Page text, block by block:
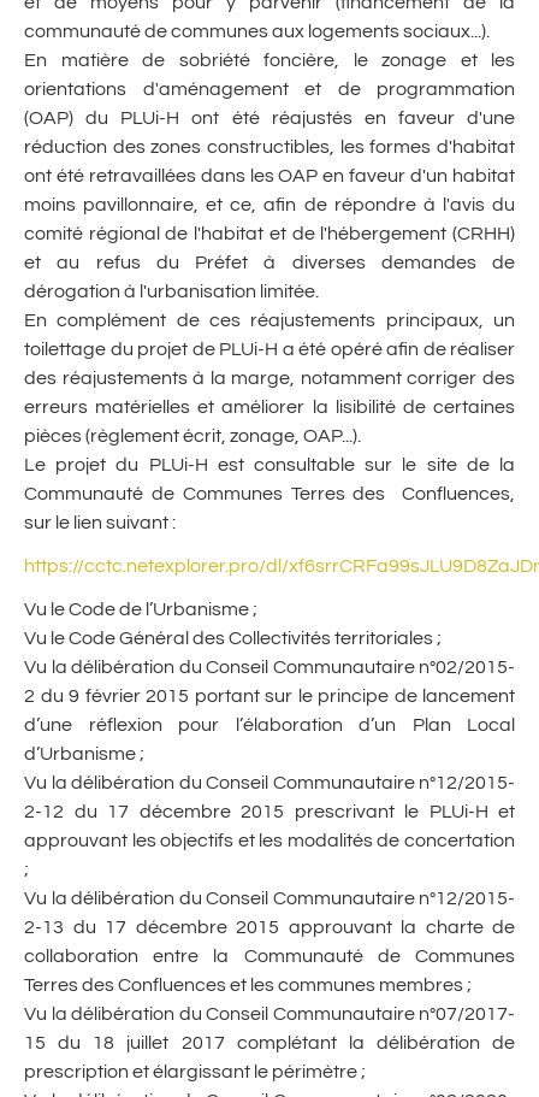
communauté de communes aux logements sociaux...).
En matière de sobriété foncière, le zonage et les
orientations d'aménagement et de programmation
(OAP) du PLUi-H ont été réajustés en faveur d'une
réduction des zones constructibles, les formes d'habitat
ont été retravaillées dans les OAP en faveur d'un habitat
moins pavillonnaire, et ce, afin de répondre à l'avis du
comité régional de l'habitat et de l'hébergement (CRHH)
et au refus du Préfet à diverses demandes de
dérogation à l'urbanisation limitée.
En complément de ces réajustements principaux, un
toilettage du projet de PLUi-H a été opéré afin de réaliser
des réajustements à la marge, notamment corriger des
erreurs matérielles et améliorer la lisibilité de certaines
pièces (règlement écrit, zonage, OAP...).
Le projet du PLUi-H est consultable sur le site de la
Communauté de Communes Terres des Confluences,
sur le lien suivant :
https://cctc.netexplorer.pro/dl/
Vu le Code de l’Urbanisme ;
Vu le Code Général des Collectivités territoriales ;
Vu la délibération du Conseil Communautaire n°02/2015-
2 du 9 février 2015 portant sur le principe de lancement
d’une réflexion pour l’élaboration d’un Plan Local
d’Urbanisme ;
Vu la délibération du Conseil Communautaire n°12/2015-
2-12 du 17 décembre 2015 prescrivant le PLUi-H et
approuvant les objectifs et les modalités de concertation
;
Vu la délibération du Conseil Communautaire n°12/2015-
2-13 du 17 décembre 2015 approuvant la charte de
collaboration entre la Communauté de Communes
Terres des Confluences et les communes membres ;
Vu la délibération du Conseil Communautaire n°07/2017-
15 du 18 juillet 2017 complétant la délibération de
prescription et élargissant le périmètre ;